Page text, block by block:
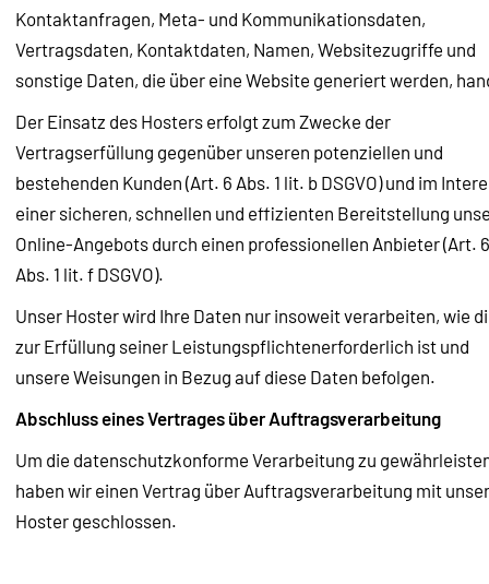
Kontaktanfragen, Meta- und Kommunikationsdaten,
Vertragsdaten, Kontaktdaten, Namen, Websitezugriffe und
sonstige Daten, die über eine Website generiert werden,
Der Einsatz des Hosters erfolgt zum Zwecke der
Vertragserfüllung gegenüber unseren potenziellen und
bestehenden Kunden (Art. 6 Abs. 1 lit. b DSGVO) und im
einer sicheren, schnellen und effizienten Bereitstellung
Online-Angebots durch einen professionellen Anbieter (Art. 6
Abs. 1 lit. f DSGVO).
Unser Hoster wird Ihre Daten nur insoweit verarbeiten, wie
zur Erfüllung seiner Leistungspflichtenerforderlich ist und
unsere Weisungen in Bezug auf diese Daten befolgen.
Abschluss eines Vertrages über Auftragsverarbeitung
Um die datenschutzkonforme Verarbeitung zu
haben wir einen Vertrag über Auftragsverarbeitung mit
Hoster geschlossen.